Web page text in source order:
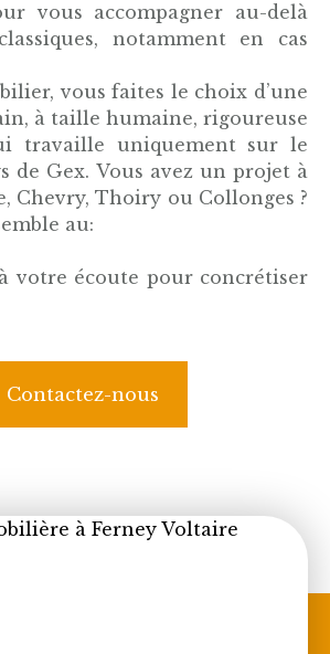
vous accompagner au-delà
notamment en cas
vous faites le choix d’une
à taille humaine, rigoureuse
travaille uniquement sur le
de Gex. Vous avez un projet à
Chevry, Thoiry ou Collonges ?
au:
votre écoute pour concrétiser
Contactez-nous